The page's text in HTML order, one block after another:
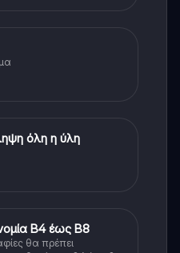
όλη η ύλη
Β4 έως Β8
θα πρέπει